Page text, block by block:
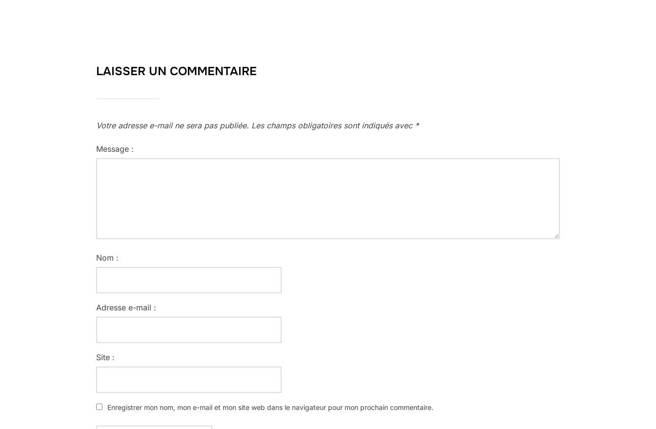
LAISSER UN COMMENTAIRE
Votre adresse e-mail ne sera pas publiée. Les champs obligatoires sont indiqués avec *
Message :
Nom :
Adresse e-mail :
Site :
Enregistrer mon nom, mon e-mail et mon site web dans le navigateur pour mon prochain commentaire.